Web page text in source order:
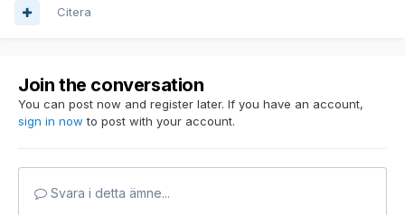
Citera
Join the conversation
You can post now and register later. If you have an account,
sign in now to post with your account.
Svara i detta ämne...